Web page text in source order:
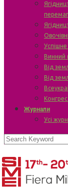
Винний
Від
Від
Журнали
Усі